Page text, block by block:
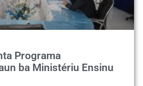
Programa
ba Ministériu Ensinu